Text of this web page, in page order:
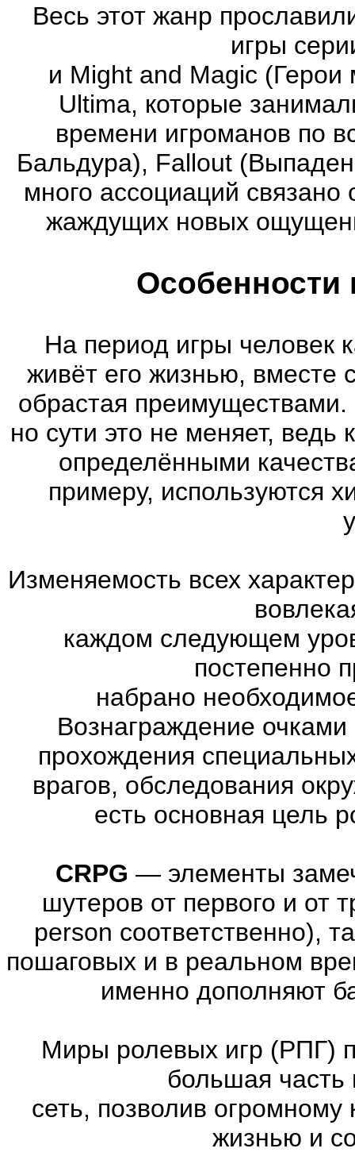
Весь этот жанр
игры
и Might and Magic
Ultima, которые
времени игроманов по
Бальдура), Fallout
много ассоциаций
жаждущих новых
Особенности
На период игры человек
живёт его жизнью, вместе
обрастая
но сути это не меняет,
определёнными
примеру, используются
Изменяемость всех
каждом следующем
постепенно
набрано
Вознаграждение
прохождения
врагов, обследования
есть основная цель
CRPG — элементы
шутеров от первого и от
person соответственно),
пошаговых и в реальном
именно дополняют
Миры ролевых игр (РПГ)
большая часть
сеть, позволив огромному
жизнью и